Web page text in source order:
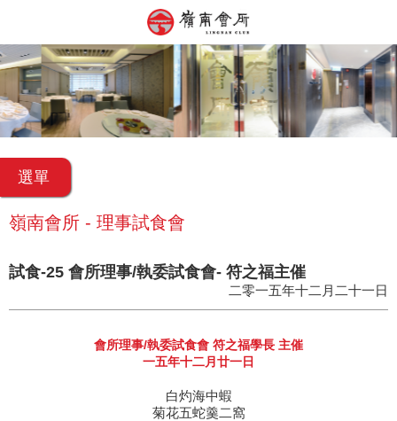
選單
嶺南會所 - 理事試食會
試食-25 會所理事/執委試食會- 符之福主催
二零一五年十二月二十一日
會所理事/執委試食會 符之福學長 主催
一五年十二月廿一日
白灼海中蝦
菊花五蛇羹二窩